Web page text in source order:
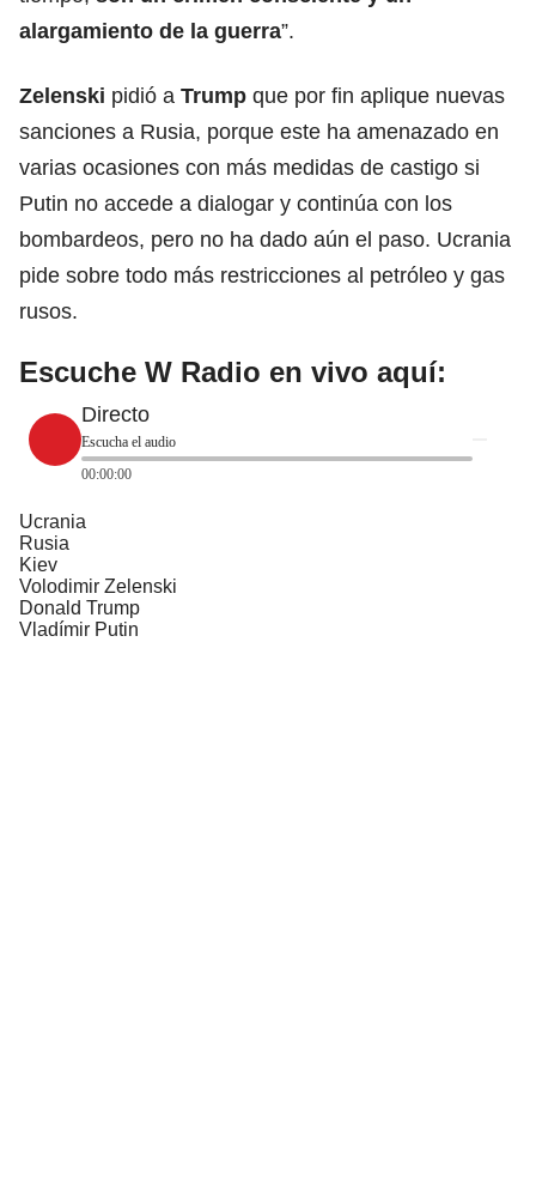
alargamiento de la guerra”.
Zelenski pidió a Trump que por fin aplique nuevas
sanciones a Rusia, porque este ha amenazado en
varias ocasiones con más medidas de castigo si
Putin no accede a dialogar y continúa con los
bombardeos, pero no ha dado aún el paso. Ucrania
pide sobre todo más restricciones al petróleo y gas
rusos.
Escuche W Radio en vivo aquí:
Directo
Escucha el audio
00:00:00
Ucrania
Rusia
Kiev
Volodimir Zelenski
Donald Trump
Vladímir Putin